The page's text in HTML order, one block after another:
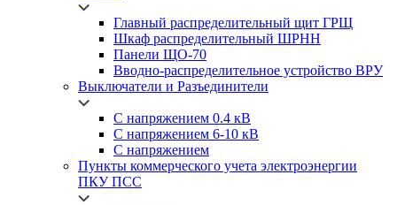
Главный распределительный щит ГРЩ
Шкаф распределительный ШРНН
Панели ЩО-70
Вводно-распределительное устройство ВРУ
Выключатели и Разъединители
С напряжением 0.4 кВ
С напряжением 6-10 кВ
С напряжением
Пункты коммерческого учета электроэнергии
ПКУ ПСС